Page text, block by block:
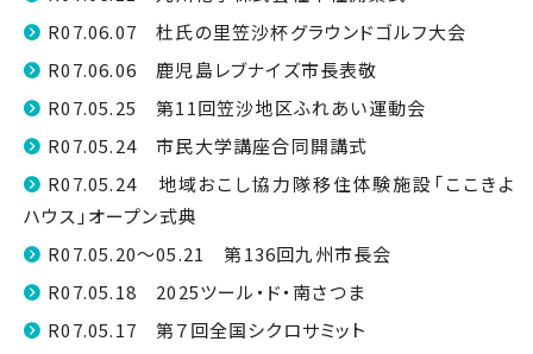
R07.06.07 杜氏の里笠沙杯グラウンドゴルフ大会
R07.06.06 鹿児島レブナイズ市長表敬
R07.05.25 第11回笠沙地区ふれあい運動会
R07.05.24 市民大学講座合同開講式
R07.05.24 地域おこし協力隊移住体験施設「ここきよ
ハウス」オープン式典
R07.05.20～05.21 第136回九州市長会
R07.05.18 2025ツール・ド・南さつま
R07.05.17 第７回全国シクロサミット